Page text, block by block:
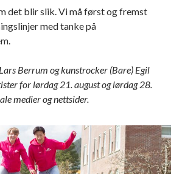
det blir slik. Vi må først og fremst
med tanke på
Berrum og kunstrocker (Bare) Egil
for lørdag 21. august og lørdag 28.
medier og nettsider.